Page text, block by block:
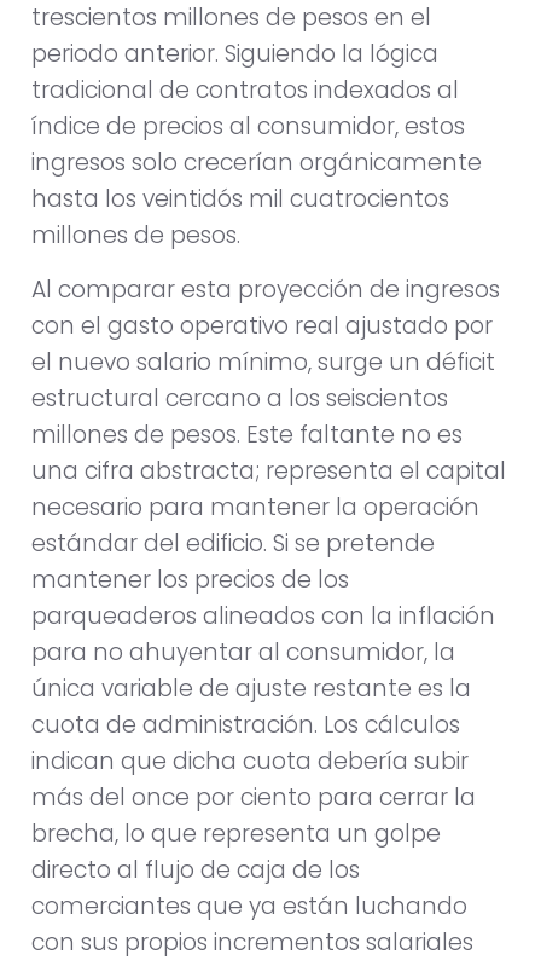
trescientos millones de pesos en el
periodo anterior. Siguiendo la lógica
tradicional de contratos indexados al
índice de precios al consumidor, estos
ingresos solo crecerían orgánicamente
hasta los veintidós mil cuatrocientos
millones de pesos.
Al comparar esta proyección de ingresos
con el gasto operativo real ajustado por
el nuevo salario mínimo, surge un déficit
estructural cercano a los seiscientos
millones de pesos. Este faltante no es
una cifra abstracta; representa el capital
necesario para mantener la operación
estándar del edificio. Si se pretende
mantener los precios de los
parqueaderos alineados con la inflación
para no ahuyentar al consumidor, la
única variable de ajuste restante es la
cuota de administración. Los cálculos
indican que dicha cuota debería subir
más del once por ciento para cerrar la
brecha, lo que representa un golpe
directo al flujo de caja de los
comerciantes que ya están luchando
con sus propios incrementos salariales